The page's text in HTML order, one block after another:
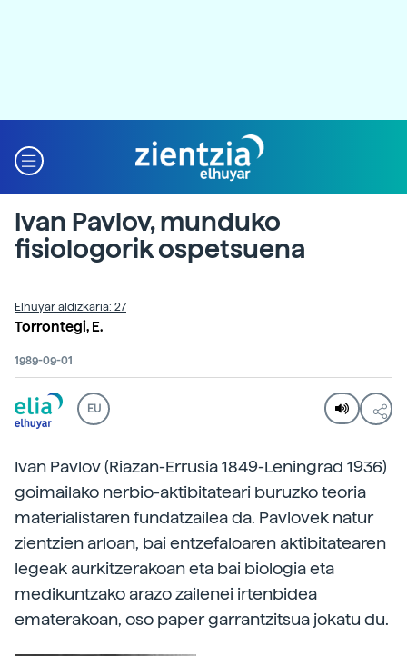
Ivan Pavlov, munduko
fisiologorik ospetsuena
Elhuyar aldizkaria: 27
Torrontegi, E.
1989-09-01
EU
Ivan Pavlov (Riazan-Errusia 1849-Leningrad 1936)
goimailako nerbio-aktibitateari buruzko teoria
materialistaren fundatzailea da. Pavlovek natur
zientzien arloan, bai entzefaloaren aktibitatearen
legeak aurkitzerakoan eta bai biologia eta
medikuntzako arazo zailenei irtenbidea
ematerakoan, oso paper garrantzitsua jokatu du.